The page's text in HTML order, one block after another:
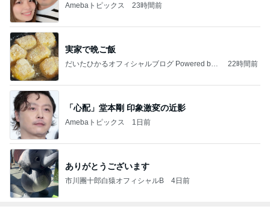
Amebaトピックス 23時間前
実家で晩ご飯
だいたひかるオフィシャルブログ Powered by
22時間前
「心配」堂本剛 印象激変の近影
Amebaトピックス 1日前
ありがとうございます
市川團十郎白猿オフィシャルB 4日前